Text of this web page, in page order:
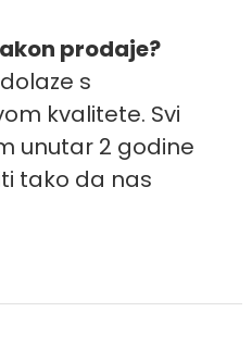
prodaje?
s
kvalitete. Svi
unutar 2 godine
tako da nas